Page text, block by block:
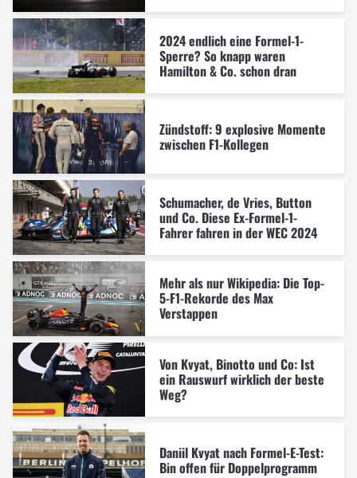
2024 endlich eine Formel-1-
Sperre? So knapp waren
Hamilton & Co. schon dran
Zündstoff: 9 explosive Momente
zwischen F1-Kollegen
Schumacher, de Vries, Button
und Co. Diese Ex-Formel-1-
Fahrer fahren in der WEC 2024
Mehr als nur Wikipedia: Die Top-
5-F1-Rekorde des Max
Verstappen
Von Kvyat, Binotto und Co: Ist
ein Rauswurf wirklich der beste
Weg?
Daniil Kvyat nach Formel-E-Test:
Bin offen für Doppelprogramm